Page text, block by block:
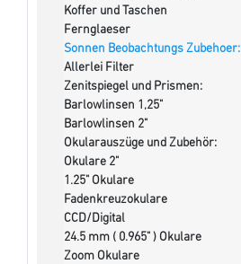
Koffer und Taschen
Fernglaeser
Sonnen Beobachtungs Zubehoer:
Allerlei Filter
Zenitspiegel und Prismen:
Barlowlinsen 1,25"
Barlowlinsen 2"
Okularauszüge und Zubehör:
Okulare 2"
1.25" Okulare
Fadenkreuzokulare
CCD/Digital
24.5 mm ( 0.965" ) Okulare
Zoom Okulare